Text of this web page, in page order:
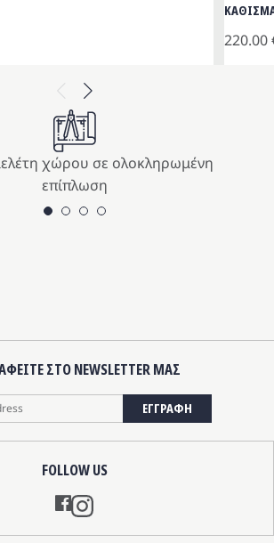
Previous
ΚΑΘΙΣΜΑ
220.00
Next
χώρου σε ολοκληρωμένη
επίπλωση
FOLLOW US
Instagram
ΣΤΟ NEWSLETTER ΜΑΣ
ΕΓΓΡΑΦΗ